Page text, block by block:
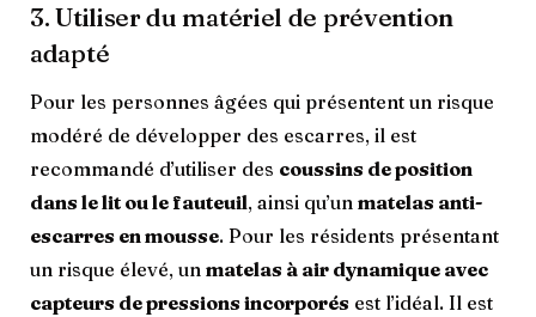
3. Utiliser du matériel de prévention
adapté
Pour les personnes âgées qui présentent un risque
modéré de développer des escarres, il est
recommandé d’utiliser des coussins de position
dans le lit ou le fauteuil, ainsi qu’un matelas anti-
escarres en mousse. Pour les résidents présentant
un risque élevé, un matelas à air dynamique avec
capteurs de pressions incorporés est l’idéal. Il est